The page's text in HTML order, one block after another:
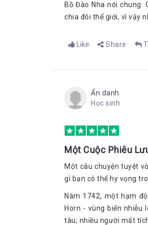
Bồ Đào Nha nói chung.
chia đôi thế giới, vì vậy
Like Share
Ẩn danh
Học sinh
Một Cuộc Phiêu
Một câu chuyện tuyệt
gì bạn có thể hy vọng
Năm 1742, một hạm
Horn - vùng biển nhiễu
tàu; nhiều người mất